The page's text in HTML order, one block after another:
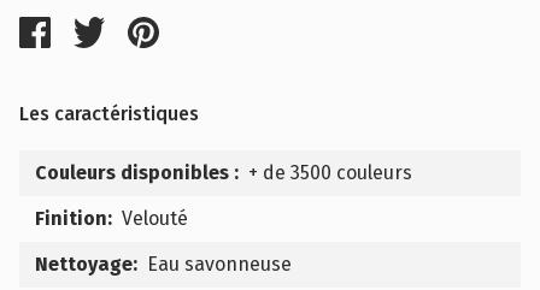
Les caractéristiques
Couleurs disponibles : + de 3500 couleurs
Finition: Velouté
Nettoyage: Eau savonneuse